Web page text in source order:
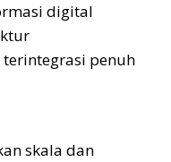
digital
penuh
skala dan